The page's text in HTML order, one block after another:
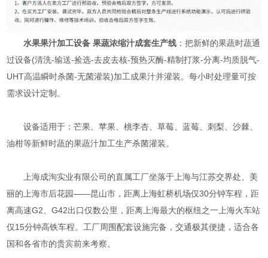
水果果汁加工设备 果蔬浓缩汁成套生产线 ：把新鲜的果蔬时蔬通
过设备(清洗-输送-捡选-去皮去核-预热灭酶-精制打浆-分离-均质脱气-
UHT高温瞬时杀菌-无菌灌装)加工成果汁并灌装。每小时处理量可按
需求设计定制。
设备适用于：芒果、苹果、桃李杏、草莓、蓝莓、刺梨、沙棘、
油柑等新鲜时蔬的果蔬汁加工生产杀菌灌装。
上海成洵实业有限公司的直属工厂坐落于上海与江苏交界处、美
丽的上海市后花园——昆山市，距离上海虹桥机场仅30分钟车程，距
离高速G2、G42出口仅数公里，距离上海最大的枢纽之一上海火车站
仅15分钟高铁车程。工厂周围配套设施完备，交通极其便捷，适合各
国和各省市的贵宾前来考察。